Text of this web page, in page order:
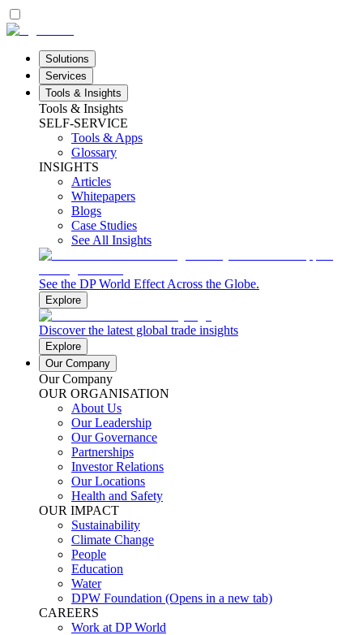
Solutions
Services
Tools & Insights
Tools & Insights
SELF-SERVICE
Tools & Apps
Glossary
INSIGHTS
Articles
Whitepapers
Blogs
Case Studies
See All Insights
See the DP World Effect Across the Globe.
Explore
Discover the latest global trade insights
Explore
Our Company
Our Company
OUR ORGANISATION
About Us
Our Leadership
Our Governance
Partnerships
Investor Relations
Our Locations
Health and Safety
OUR IMPACT
Sustainability
Climate Change
People
Education
Water
DPW Foundation (Opens in a new tab)
CAREERS
Work at DP World